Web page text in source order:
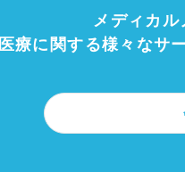
メディカ
医療に関する様々なサ